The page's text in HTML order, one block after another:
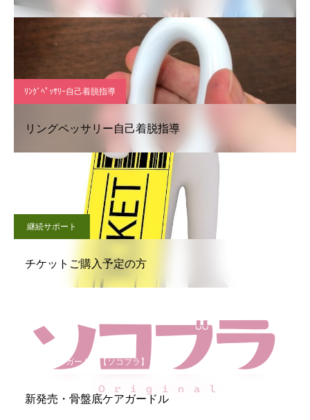
ﾘﾝｸﾞﾍﾟｯｻﾘｰ自己着脱指導
リングペッサリー自己着脱指導
継続サポート
チケットご購入予定の方
骨盤底ケアガードル【ソコブラ】
新発売・骨盤底ケアガードル